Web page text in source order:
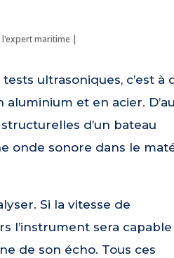
l'expert maritime |
ultrasoniques, c’est à
et en acier.
d’un bateau
onde sonore dans le
Si la vitesse de
l’instrument sera
de son écho. Tous ces